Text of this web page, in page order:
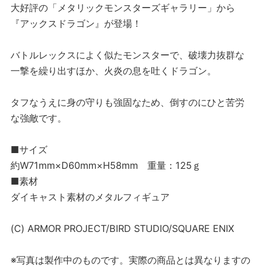
大好評の「メタリックモンスターズギャラリー」から
『アックスドラゴン』が登場！
バトルレックスによく似たモンスターで、破壊力抜群な
一撃を繰り出すほか、火炎の息を吐くドラゴン。
タフなうえに身の守りも強固なため、倒すのにひと苦労
な強敵です。
■サイズ
約W71mm×D60mm×H58mm 重量：125ｇ
■素材
ダイキャスト素材のメタルフィギュア
(C) ARMOR PROJECT/BIRD STUDIO/SQUARE ENIX
※写真は製作中のものです。実際の商品とは異なりますの